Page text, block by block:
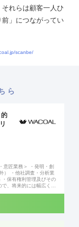
れらは顧客一人ひ
」につながってい
scanbe/
ら
意匠業務＞ ・発明・創
） ・他社調査・分析業
保有権利管理及びその
、将来的には幅広く以
補佐1名／メンバー４名